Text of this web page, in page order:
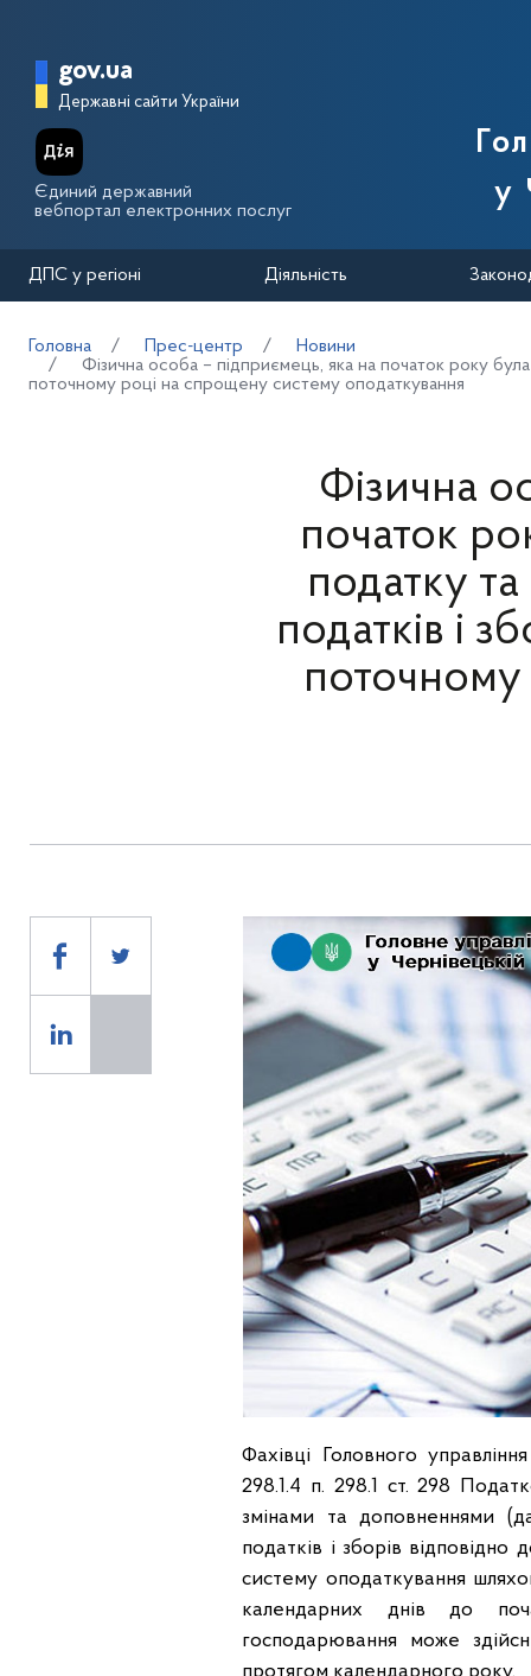
Головна сторінка Державної
gov.ua
Державні сайти України
Єдиний державний
вебпортал електронних послуг
у
ДПС у регіоні Діяльність
Головна Прес-центр
Новини
Фізична особа – підприємець, яка на початок року
поточному році на спрощену систему оподаткування
Фізична
початок
податку
податків і
Фахівці Головного
298.1.4 п. 298.1 ст. 298
змінами та доповненнями
податків і зборів
систему оподаткування
календарних днів до
господарювання може
протягом календарного року.